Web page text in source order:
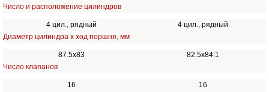
Число и расположение цилиндров
4 цил., рядный
4 цил., рядный
Диаметр цилиндра х ход поршня, мм
87.5х83
82.5x84.1
Число клапанов
16
16